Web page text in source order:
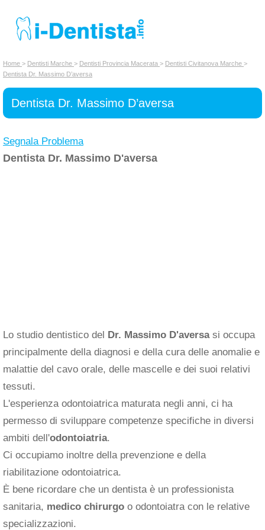
INSERISCI DENTISTA
Chi siamo
Home > Dentisti Marche > Dentisti Provincia Macerata > Dentisti Civitanova Marche >
Dentista Dr. Massimo D’aversa
Dentista Dr. Massimo D’aversa
Segnala Problema
Dentista Dr. Massimo D'aversa
Lo studio dentistico del Dr. Massimo D'aversasi occupa
principalmente della diagnosi e della cura delle anomalie e
malattie del cavo orale, delle mascelle e dei suoi relativi
tessuti.
L'esperienza odontoiatrica maturata negli anni, ci ha
permesso di sviluppare competenze specifiche in diversi
ambiti dell'odontoiatria.
Ci occupiamo inoltre della prevenzione e della
riabilitazione odontoiatrica.
È bene ricordare che un dentista è un professionista
sanitaria, medico chirurgo o odontoiatra con le relative
specializzazioni.